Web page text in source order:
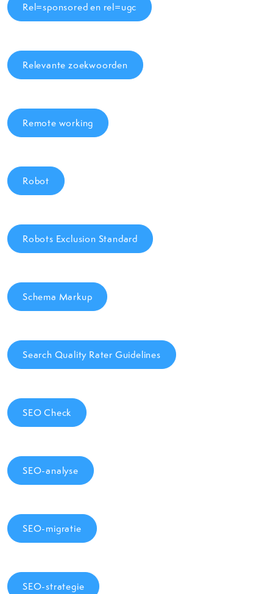
Rel=sponsored en rel=ugc
Relevante zoekwoorden
Remote working
Robot
Robots Exclusion Standard
Schema Markup
Search Quality Rater Guidelines
SEO Check
SEO-analyse
SEO-migratie
SEO-strategie